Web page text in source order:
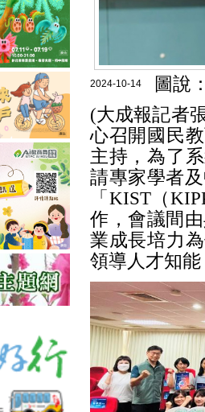
2024-10-14
圖說
(大成報記者
心召開國民
主持，為了
請專家學者
「KIST（
作，會議間
業成長培力
領導人才知